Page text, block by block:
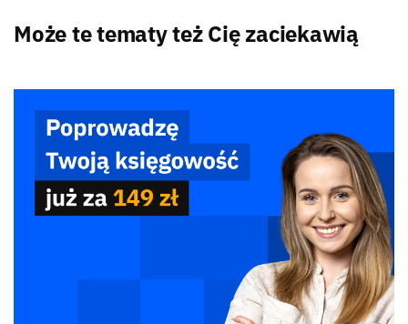
Może te tematy też Cię zaciekawią